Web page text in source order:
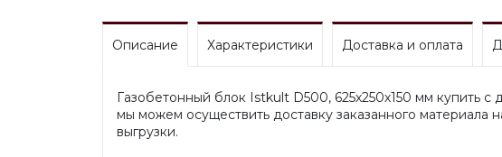
Описание Характеристики Доставка и оплата
Газобетонный блок Istkult D500, 625х250х150 мм купить
мы можем осуществить доставку заказанного материала
выгрузки.